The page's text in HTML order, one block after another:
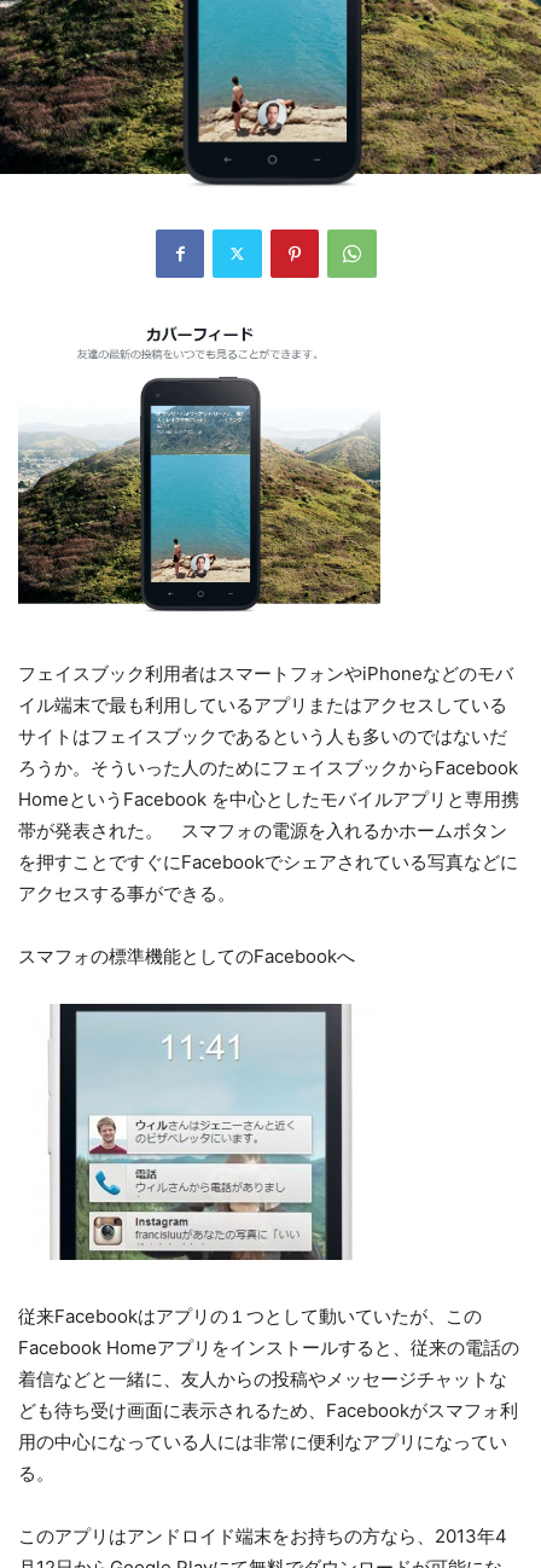
フェイスブック利用者はスマートフォンやiPhoneなどのモバ
イル端末で最も利用しているアプリまたはアクセスしている
サイトはフェイスブックであるという人も多いのではないだ
ろうか。そういった人のためにフェイスブックからFacebook
HomeというFacebook を中心としたモバイルアプリと専用携
帯が発表された。 スマフォの電源を入れるかホームボタン
を押すことですぐにFacebookでシェアされている写真などに
アクセスする事ができる。
スマフォの標準機能としてのFacebookへ
従来Facebookはアプリの１つとして動いていたが、この
Facebook Homeアプリをインストールすると、従来の電話の
着信などと一緒に、友人からの投稿やメッセージチャットな
ども待ち受け画面に表示されるため、Facebookがスマフォ利
用の中心になっている人には非常に便利なアプリになってい
る。
このアプリはアンドロイド端末をお持ちの方なら、2013年4